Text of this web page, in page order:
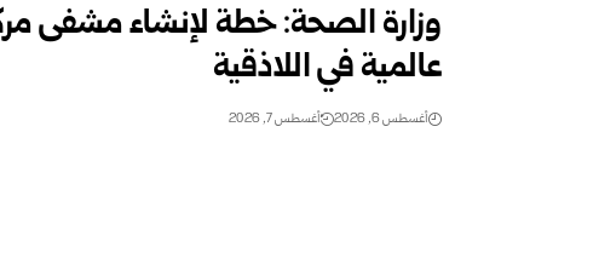
وزارة الصحة: خطة لإنشاء مشفى
عالمية في اللاذقية
أغسطس 6, 2026 أغسطس 7, 2026